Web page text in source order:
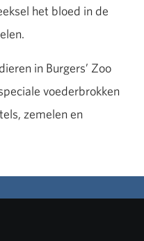
het bloed in de
in Burgers’ Zoo
voederbrokken
zemelen en